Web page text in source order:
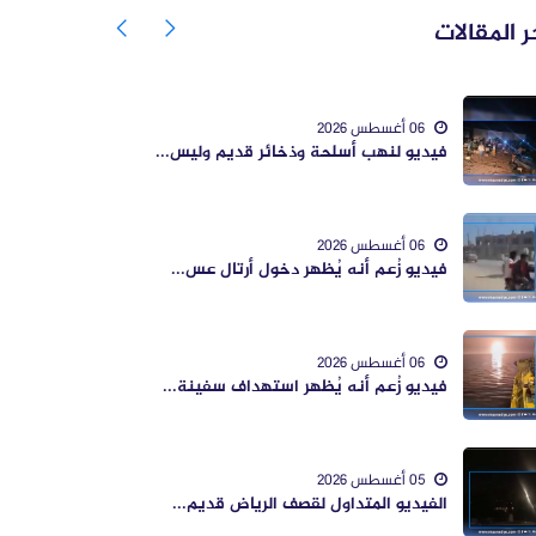
المقالات
فيديو لنهب أسلحة وذخائر قديم وليس...
فيديو زُعم أنه يُظهر دخول أرتال عس...
فيديو زُعم أنه يُظهر استهداف سفينة...
الفيديو المتداول لقصف الرياض قديم...